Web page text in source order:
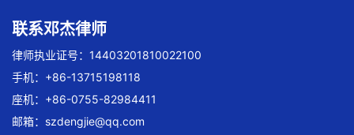
联系邓杰律师
律师执业证号：14403201810022100
手机：+86-13715198118
座机：+86-0755-82984411
邮箱： szdengjie@qq.com